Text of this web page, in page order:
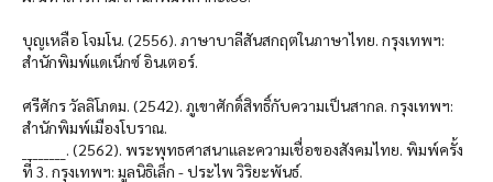
บุญเหลือ โจมโน. (2556). ภาษาบาลีสันสกฤตในภาษาไทย. กรุงเทพฯ:
สำนักพิมพ์แดเน็กซ์ อินเตอร์.
ศรีศักร วัลลิโภดม. (2542). ภูเขาศักดิ์สิทธิ์กับความเป็นสากล. กรุงเทพฯ:
สำนักพิมพ์เมืองโบราณ.
________. (2562). พระพุทธศาสนาและความเชื่อของสังคมไทย. พิมพ์ครั้ง
ที่ 3. กรุงเทพฯ: มูลนิธิเล็ก - ประไพ วิริยะพันธ์.